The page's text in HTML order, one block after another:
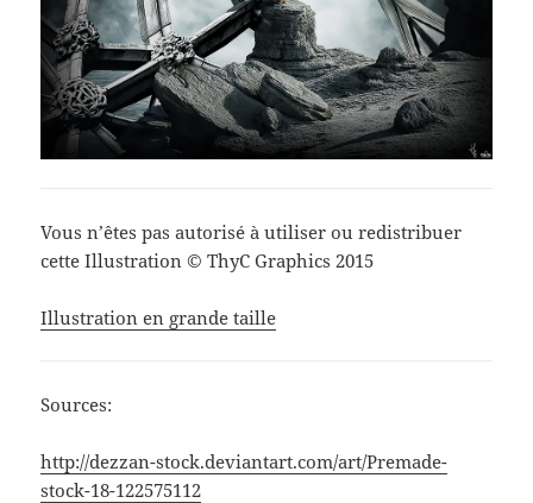
Vous n’êtes pas autorisé à utiliser ou redistribuer
cette Illustration © ThyC Graphics 2015
Illustration en grande taille
Sources:
http://dezzan-stock.deviantart.com/art/Premade-
stock-18-122575112